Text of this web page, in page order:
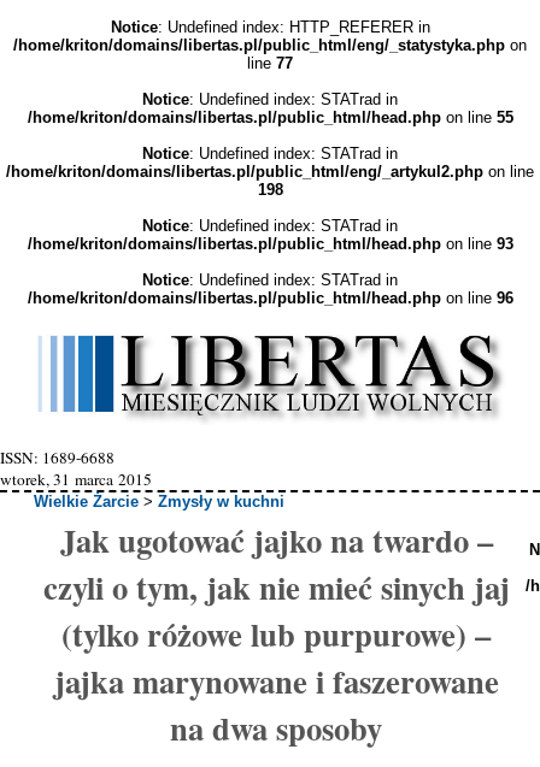
Notice: Undefined index: HTTP_REFERER in
/home/kriton/domains/libertas.pl/public_html/eng/_statystyka.php on
line 77
Notice: Undefined index: STATrad in
/home/kriton/domains/libertas.pl/public_html/head.phpon line 55
Notice: Undefined index: STATrad in
/home/kriton/domains/libertas.pl/public_html/eng/_artykul2.php on line
198
Notice: Undefined index: STATrad in
/home/kriton/domains/libertas.pl/public_html/head.phpon line 93
Notice: Undefined index: STATrad in
/home/kriton/domains/libertas.pl/public_html/head.phpon line 96
ISSN: 1689-6688
wtorek, 31 marca 2015
Wielkie Żarcie >Zmysły w kuchni
Jak ugotować jajko na twardo –
czyli o tym, jak nie mieć sinych jaj
(tylko różowe lub purpurowe) –
jajka marynowane i faszerowane
na dwa sposoby
/